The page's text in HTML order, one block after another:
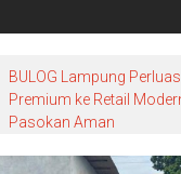
BULOG Lampung
Premium ke Retail
Pasokan Aman